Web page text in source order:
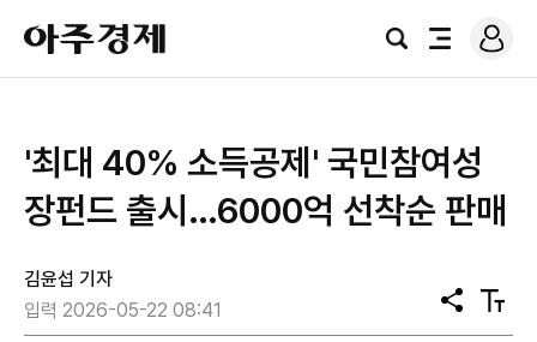
아
주
경
검
전
로
그
'최대 40% 소득공제' 국민참여성
장펀드 출시…6000억 선착순 판매
김윤섭 기자
입력 2026-05-22 08:41
공
유
텍
스